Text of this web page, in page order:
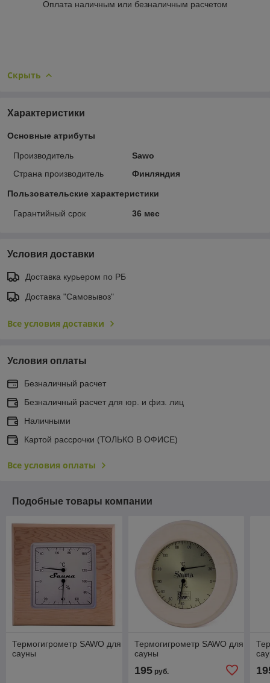
Оплата наличным или безналичным расчетом
Скрыть
Характеристики
Основные атрибуты
Производитель
Sawo
Страна производитель
Финляндия
Пользовательские характеристики
Гарантийный срок 36 мес
Условия доставки
Доставка курьером по РБ
Доставка "Самовывоз"
Все условия доставки
Условия оплаты
Безналичный расчет
Безналичный расчет для юр. и физ. лиц
Наличными
Картой рассрочки (ТОЛЬКО В ОФИСЕ)
Все условия оплаты
Подобные товары компании
Термогигрометр SAWO для
сауны
Термогигрометр SAWO для
сауны
195руб.